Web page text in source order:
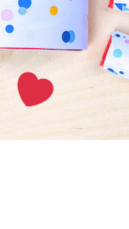
nicht fehlen. Auch
kann sie auch